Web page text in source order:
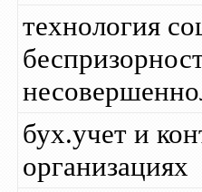
технология
бух.учет и
организациях